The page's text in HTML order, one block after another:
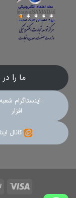
ما را
اینستاگرام
افزار
کانال ایتا